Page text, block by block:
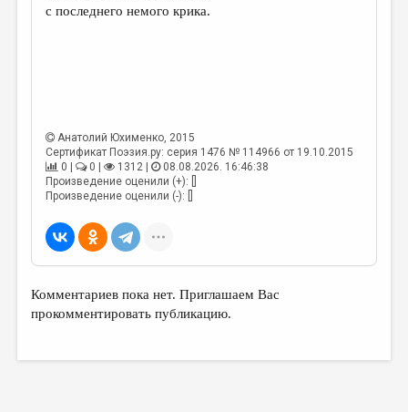
ОБЪЯВЛЕНИЯ
МАЛАЯ ПРОЗА
ЭССЕИСТИКА
КУЛЬТУРОВЕДЕНИЕ
РЕЦЕНЗИРОВАНИЕ
с последнего немого крика.
Анатолий Юхименко, 2015
Сертификат Поэзия.ру: серия 1476 № 114966 от 19.10.2015
0 |
0 | 1312 |
08.08.2026. 16:46:38
Произведение оценили (+): []
Произведение оценили (-): []
Комментариев пока нет. Приглашаем Вас
прокомментировать публикацию.